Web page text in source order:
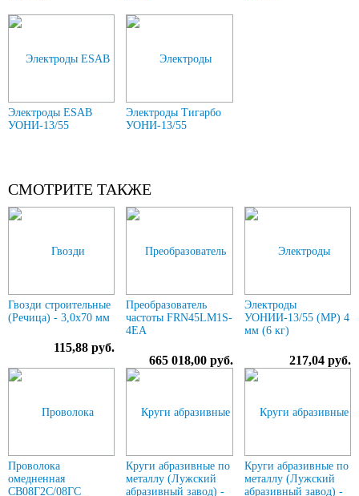
Электроды ESAB
УОНИ-13/55
Электроды Тигарбо
УОНИ-13/55
СМОТРИТЕ ТАКЖЕ
Гвозди строительные
(Речица) - 3,0х70 мм
115,88 руб.
Преобразователь
частоты FRN45LM1S-
4EA
665 018,00 руб.
Электроды
УОНИИ-13/55 (МР) 4
мм (6 кг)
217,04 руб.
Проволока
омедненная
СВ08Г2С/08ГС
Круги абразивные по
металлу (Лужский
абразивный завод) -
Круги абразивные по
металлу (Лужский
абразивный завод) -